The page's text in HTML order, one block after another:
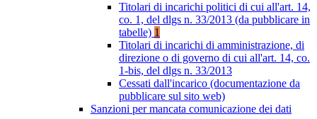
Titolari di incarichi politici di cui all'art. 14,
co. 1, del dlgs n. 33/2013 (da pubblicare in
tabelle) 1
Titolari di incarichi di amministrazione, di
direzione o di governo di cui all'art. 14, co.
1-bis, del dlgs n. 33/2013
Cessati dall'incarico (documentazione da
pubblicare sul sito web)
Sanzioni per mancata comunicazione dei dati